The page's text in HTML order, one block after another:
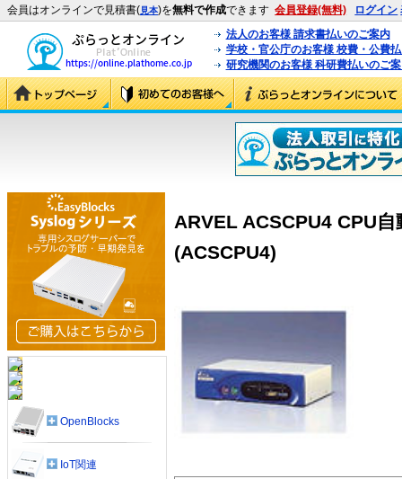
会員はオンラインで見積書(見本)を無料で作成できます 会員登録(無料) ログイン
法人のお客様 請求書払いのご案内
学校・官公庁のお客様 校費・公費
研究機関のお客様 科研費払いのご
ARVEL ACSCPU4 CPU
(ACSCPU4)
OpenBlocks
IoT関連